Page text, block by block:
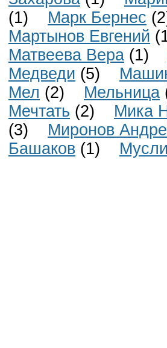
(1) Марк Бернес
Мартынов Евгений
Матвеева Вера (1)
Медведи (5)
Мел (2) Мельница
Мечтать (2) Мика
(3) Миронов
Башаков (1)